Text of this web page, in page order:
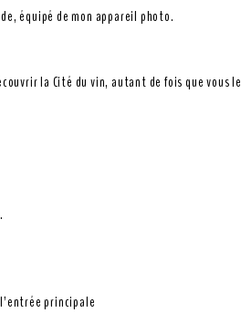
équipé de mon appareil photo.
la Cité du vin, autant de fois que vous le
principale